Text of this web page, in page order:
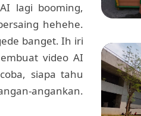
lagi booming,
hehehe.
banget. Ih iri
video AI
siapa tahu
angankan.
Manis
Bang